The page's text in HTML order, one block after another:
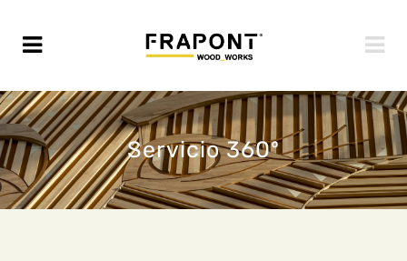
Servicio 360º